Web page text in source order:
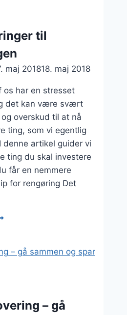
til
maj 201818. maj 2018
os har en stresset
det kan være svært
overskud til at nå
ting, som vi egentlig
denne artikel guider vi
ting du skal investere
får en nemmere
for rengøring Det
– gå